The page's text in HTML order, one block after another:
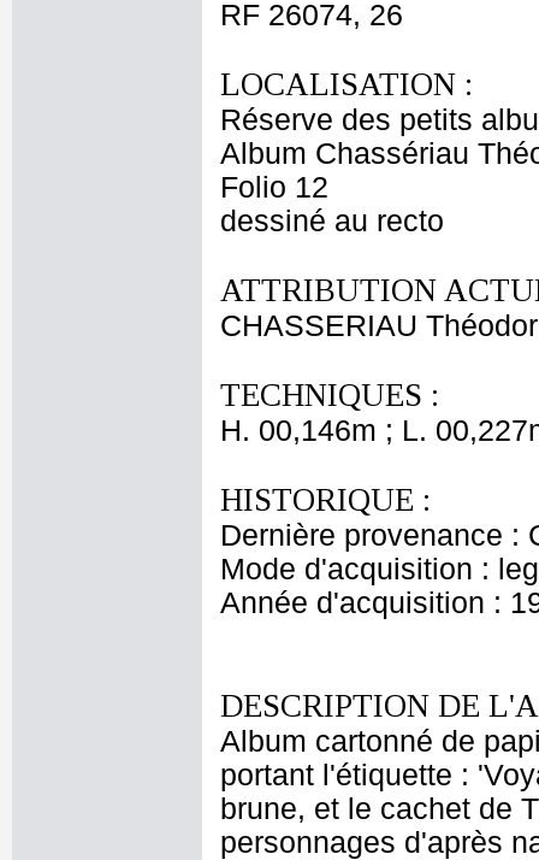
RF 26074, 26
LOCALISATION :
Réserve des petits
Album Chassériau
Folio 12
dessiné au recto
ATTRIBUTION
CHASSERIAU
TECHNIQUES :
H. 00,146m ; L.
HISTORIQUE :
Dernière provenance :
Mode d'acquisition :
Année d'acquisition :
DESCRIPTION DE
Album cartonné de
portant l'étiquette :
brune, et le cachet de
personnages d'après